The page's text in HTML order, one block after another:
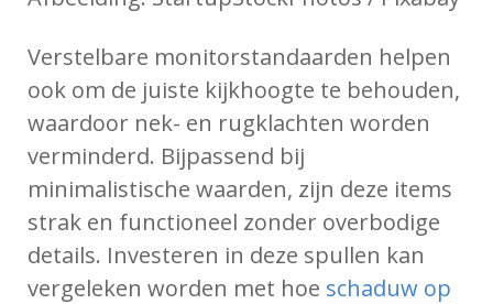
Verstelbare monitorstandaarden helpen
ook om de juiste kijkhoogte te behouden,
waardoor nek- en rugklachten worden
verminderd. Bijpassend bij
minimalistische waarden, zijn deze items
strak en functioneel zonder overbodige
details. Investeren in deze spullen kan
vergeleken worden met hoe schaduw op